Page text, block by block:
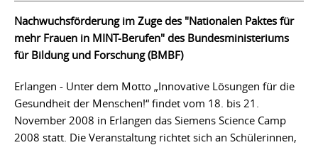
Nachwuchsförderung im Zuge des "Nationalen Paktes für
mehr Frauen in MINT-Berufen" des Bundesministeriums
für Bildung und Forschung (BMBF)
Erlangen - Unter dem Motto „Innovative Lösungen für die
Gesundheit der Menschen!“ findet vom 18. bis 21.
November 2008 in Erlangen das Siemens Science Camp
2008 statt. Die Veranstaltung richtet sich an Schülerinnen,